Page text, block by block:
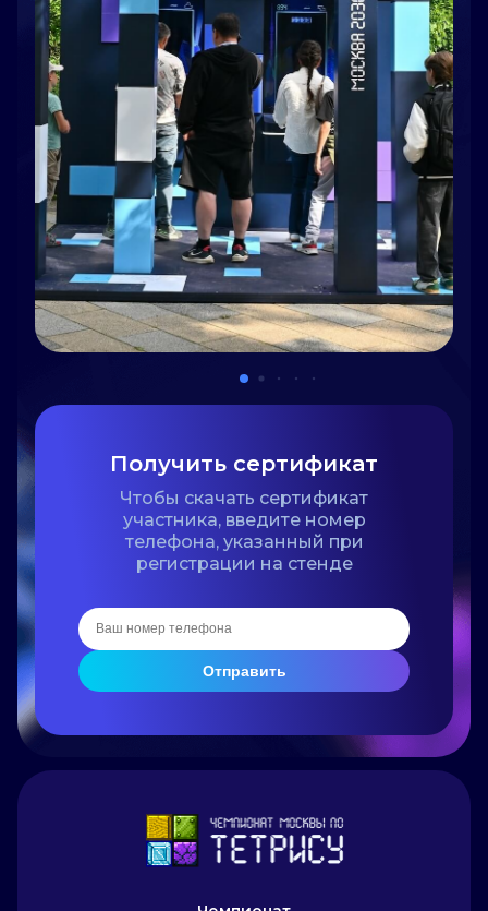
Получить сертификат
Чтобы скачать сертификат
участника, введите номер
телефона, указанный при
регистрации на стенде
Отправить